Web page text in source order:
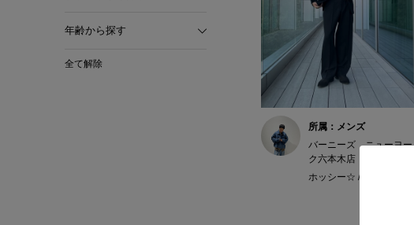
年齢から探す
全て解除
所属：メンズ
バーニーズ ニューヨー
ク六本木店
ホッシー☆ / 174cm